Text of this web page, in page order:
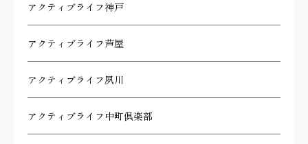
アクティブライフ神戸
アクティブライフ芦屋
アクティブライフ夙川
アクティブライフ中町倶楽部